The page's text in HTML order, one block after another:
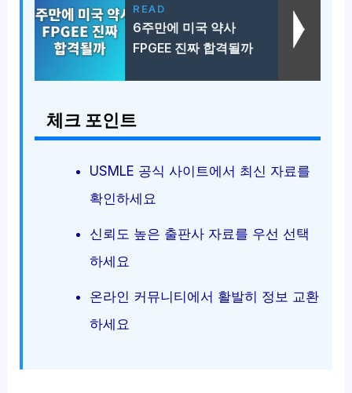
READ
6주만에 미국 약사
FPGEE 진짜 합격될까
체크 포인트
USMLE 공식 사이트에서 최신 자료를
확인하세요
신뢰도 높은 출판사 자료를 우선 선택
하세요
온라인 커뮤니티에서 활발히 정보 교환
하세요